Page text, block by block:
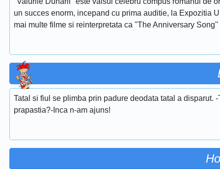
un succes enorm, incepand cu prima auditie, la Expozitia
mai multe filme si reinterpretata ca ''The Anniversary
Tatal si fiul se plimba prin padure deodata tatal a disparut.
prapastia?-Inca n-am ajuns!